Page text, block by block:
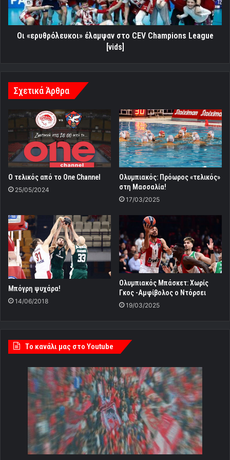
League
[vids]
Οι «ερυθρόλευκοι» έλαμψαν στο CEV Champions League
[vids]
Σχετικά Άρθρα
Ο τελικός από το One Channel
25/05/2024
Ολυμπιακός: Πρόωρος «τελικός»
στη Μασσαλία!
17/03/2025
Μπόγρη ψυχάρα!
14/06/2018
Ολυμπιακός Μπάσκετ: Χωρίς
Γκος -Αμφίβολος ο Ντόρσει
19/03/2025
Tο κανάλι μας στο Youtube